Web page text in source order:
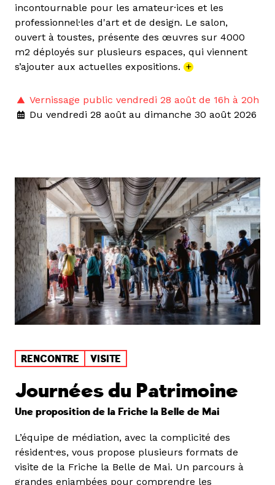
incontournable pour les amateur·ices et les
professionnel·les d'art et de design. Le salon,
ouvert à toustes, présente des œuvres sur 4000
m2 déployés sur plusieurs espaces, qui viennent
s’ajouter aux actuelles expositions. +
Vernissage public vendredi 28 août de 16h à 20h
Du vendredi 28 août au dimanche 30 août 2026
RENCONTRE VISITE
Journées du Patrimoine
Une proposition de la Friche la Belle de Mai
L’équipe de médiation, avec la complicité des
résident·es, vous propose plusieurs formats de
visite de la Friche la Belle de Mai. Un parcours à
grandes enjambées pour comprendre les